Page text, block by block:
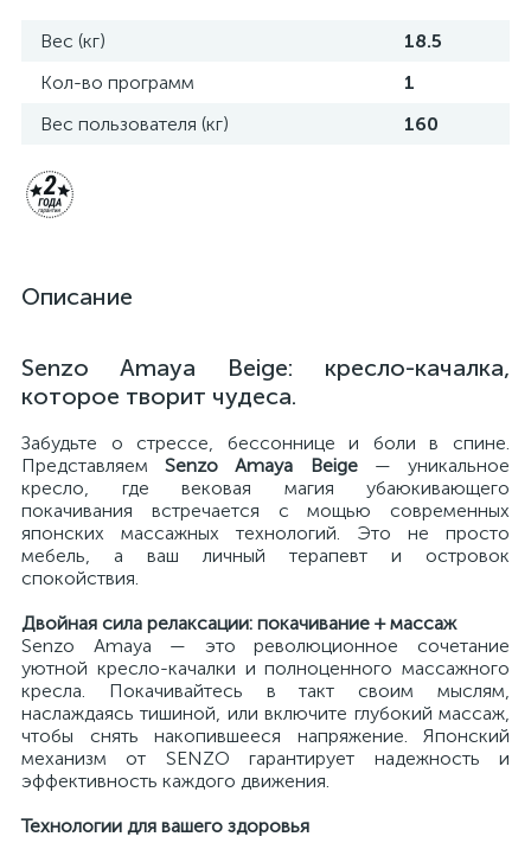
Вес (кг)
18.5
Кол-во программ
1
Вес пользователя (кг)
160
Описание
Senzo Amaya Beige: кресло-качалка,
которое творит чудеса.
Забудьте о стрессе, бессоннице и боли в спине.
ПредставляемSenzo Amaya Beige— уникальное
кресло, где вековая магия убаюкивающего
покачивания встречается с мощью современных
японских массажных технологий. Это не просто
мебель, а ваш личный терапевт и островок
спокойствия.
Двойная сила релаксации: покачивание + массаж
Senzo Amaya — это революционное сочетание
уютной кресло-качалки и полноценного массажного
кресла. Покачивайтесь в такт своим мыслям,
наслаждаясь тишиной, или включите глубокий массаж,
чтобы снять накопившееся напряжение. Японский
механизм от SENZO гарантирует надежность и
эффективность каждого движения.
Технологии для вашего здоровья